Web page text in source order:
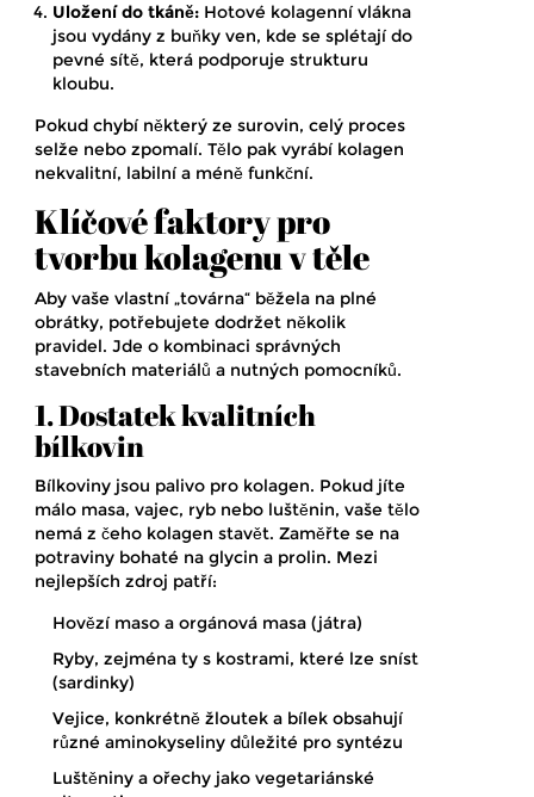
Uložení do tkáně: Hotové kolagenní vlákna
jsou vydány z buňky ven, kde se splétají do
pevné sítě, která podporuje strukturu
kloubu.
Pokud chybí některý ze surovin, celý proces
selže nebo zpomalí. Tělo pak vyrábí kolagen
nekvalitní, labilní a méně funkční.
Klíčové faktory pro
tvorbu kolagenu v těle
Aby vaše vlastní „továrna“ běžela na plné
obrátky, potřebujete dodržet několik
pravidel. Jde o kombinaci správných
stavebních materiálů a nutných pomocníků.
1. Dostatek kvalitních
bílkovin
Bílkoviny jsou palivo pro kolagen. Pokud jíte
málo masa, vajec, ryb nebo luštěnin, vaše tělo
nemá z čeho kolagen stavět. Zaměřte se na
potraviny bohaté na glycin a prolin. Mezi
nejlepších zdroj patří:
Hovězí maso a orgánová masa (játra)
Ryby, zejména ty s kostrami, které lze sníst
(sardinky)
Vejice, konkrétně žloutek a bílek obsahují
různé aminokyseliny důležité pro syntézu
Luštěniny a ořechy jako vegetariánské